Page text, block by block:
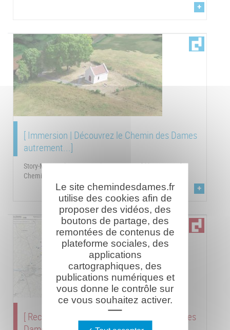
+
[ Immersion | Découvrez le Chemin des Dames
autrement...]
Story-Maps présentant quelques sites emblématiques du
Chemin des Dames vus du ciel.
+
[ Recherche : les lieux disparus du Chemin des
Le site chemindesdames.fr
utilise des cookies afin de
proposer des vidéos, des
boutons de partage, des
remontées de contenus de
plateforme sociales, des
applications
cartographiques, des
publications numériques et
vous donne le contrôle sur
ce vous souhaitez activer.